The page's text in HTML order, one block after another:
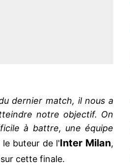
dernier match, il nous a
notre objectif. On
à battre, une équipe
le buteur de l'Inter Milan,
sur cette finale.